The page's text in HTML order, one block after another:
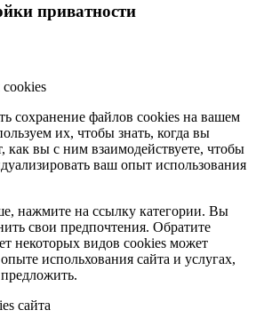
приватности
сохранение файлов cookies на вашем
их, чтобы знать, когда вы
как вы с ним взаимодействуете, чтобы
ваш опыт использования
нажмите на ссылку категории. Вы
свои предпочтения. Обратите
некоторых видов cookies может
испольхования сайта и услугах,
сайта